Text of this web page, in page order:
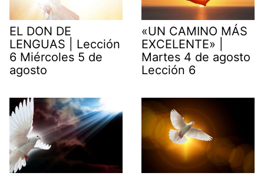
EL DON DE
LENGUAS | Lección
6 Miércoles 5 de
agosto
«UN CAMINO MÁS
EXCELENTE» |
Martes 4 de agosto
Lección 6